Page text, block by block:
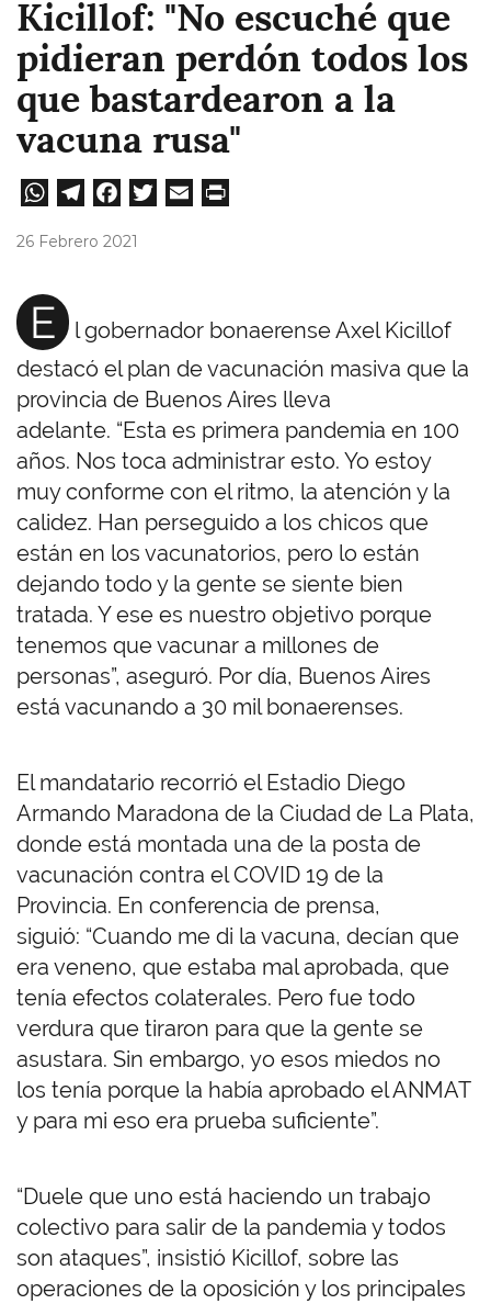
Kicillof: "No escuché que
pidieran perdón todos los
que bastardearon a la
vacuna rusa"
W
A
pp
Te
m
Fa
26 Febrero 2021
E
l gobernador bonaerense Axel Kicillof
destacó el plan de vacunación masiva que la
provincia de Buenos Aires lleva
adelante. “Esta es primera pandemia en 100
años. Nos toca administrar esto. Yo estoy
muy conforme con el ritmo, la atención y la
calidez. Han perseguido a los chicos que
están en los vacunatorios, pero lo están
dejando todo y la gente se siente bien
tratada. Y ese es nuestro objetivo porque
tenemos que vacunar a millones de
personas”, aseguró. Por día, Buenos Aires
está vacunando a 30 mil bonaerenses.
El mandatario recorrió el Estadio Diego
Armando Maradona de la Ciudad de La Plata,
donde está montada una de la posta de
vacunación contra el COVID 19 de la
Provincia. En conferencia de prensa,
siguió: “Cuando me di la vacuna, decían que
era veneno, que estaba mal aprobada, que
tenía efectos colaterales. Pero fue todo
verdura que tiraron para que la gente se
asustara. Sin embargo, yo esos miedos no
los tenía porque la había aprobado el ANMAT
y para mi eso era prueba suficiente”.
“Duele que uno está haciendo un trabajo
colectivo para salir de la pandemia y todos
son ataques”, insistió Kicillof, sobre las
operaciones de la oposición y los principales